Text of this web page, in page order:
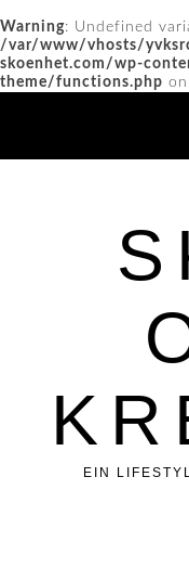
Warning: Undefined
/var/www/vhosts/
skoenhet.com/wp-
theme/functions.php
EIN